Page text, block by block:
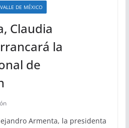
VALLE DE MÉXICO
Claudia
la
de
Armenta, la presidenta